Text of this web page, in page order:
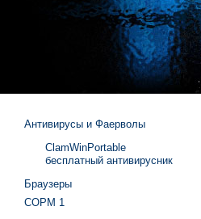
Антивирусы и Фаерволы
ClamWinPortable
бесплатный антивирусник
Браузеры
СОРМ 1